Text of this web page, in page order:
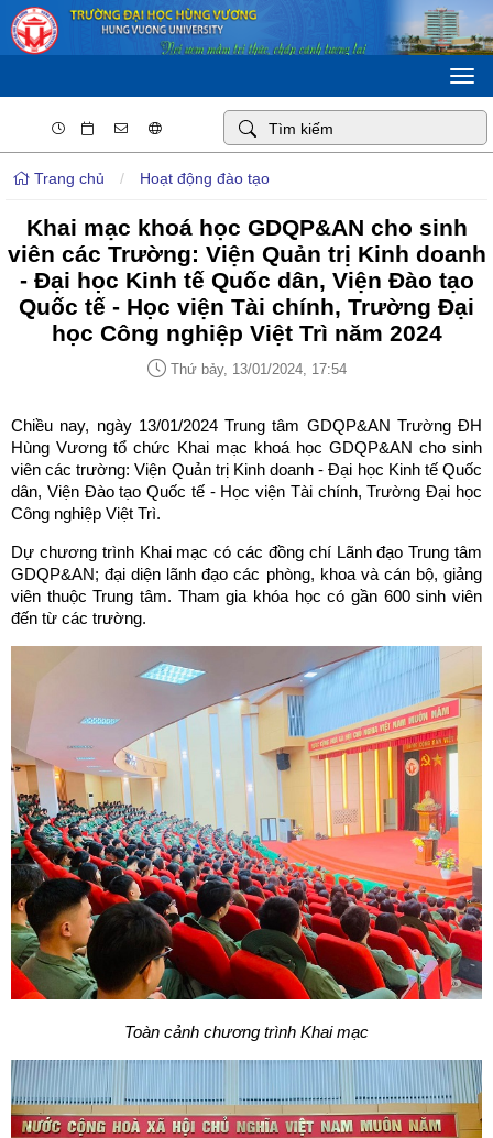
Trang chủ / Hoạt động đào tạo
Khai mạc khoá học GDQP&AN cho sinh
viên các Trường: Viện Quản trị Kinh doanh
- Đại học Kinh tế Quốc dân, Viện Đào tạo
Quốc tế - Học viện Tài chính, Trường Đại
học Công nghiệp Việt Trì năm 2024
Thứ bảy, 13/01/2024, 17:54
Chiều nay, ngày 13/01/2024 Trung tâm GDQP&AN Trường ĐH
Hùng Vương tổ chức Khai mạc khoá học GDQP&AN cho sinh
viên các trường: Viện Quản trị Kinh doanh - Đại học Kinh tế Quốc
dân, Viện Đào tạo Quốc tế - Học viện Tài chính, Trường Đại học
Công nghiệp Việt Trì.
Dự chương trình Khai mạc có các đồng chí Lãnh đạo Trung tâm
GDQP&AN; đại diện lãnh đạo các phòng, khoa và cán bộ, giảng
viên thuộc Trung tâm. Tham gia khóa học có gần 600 sinh viên
đến từ các trường.
Toàn cảnh chương trình Khai mạc